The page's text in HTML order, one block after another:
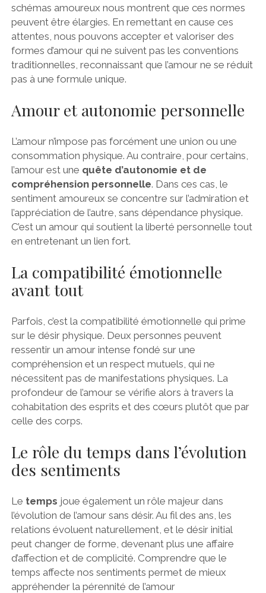
schémas amoureux nous montrent que ces normes
peuvent être élargies. En remettant en cause ces
attentes, nous pouvons accepter et valoriser des
formes d’amour qui ne suivent pas les conventions
traditionnelles, reconnaissant que l’amour ne se réduit
pas à une formule unique.
Amour et autonomie personnelle
L’amour n’impose pas forcément une union ou une
consommation physique. Au contraire, pour certains,
l’amour est une quête d’autonomie et de
compréhension personnelle. Dans ces cas, le
sentiment amoureux se concentre sur l’admiration et
l’appréciation de l’autre, sans dépendance physique.
C’est un amour qui soutient la liberté personnelle tout
en entretenant un lien fort.
La compatibilité émotionnelle
avant tout
Parfois, c’est la compatibilité émotionnelle qui prime
sur le désir physique. Deux personnes peuvent
ressentir un amour intense fondé sur une
compréhension et un respect mutuels, qui ne
nécessitent pas de manifestations physiques. La
profondeur de l’amour se vérifie alors à travers la
cohabitation des esprits et des cœurs plutôt que par
celle des corps.
Le rôle du temps dans l’évolution
des sentiments
Le temps joue également un rôle majeur dans
l’évolution de l’amour sans désir. Au fil des ans, les
relations évoluent naturellement, et le désir initial
peut changer de forme, devenant plus une affaire
d’affection et de complicité. Comprendre que le
temps affecte nos sentiments permet de mieux
appréhender la pérennité de l’amour